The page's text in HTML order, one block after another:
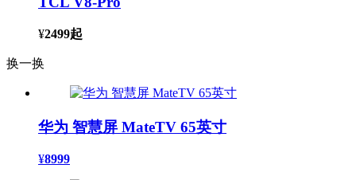
¥2499起
换一换
华为 智慧屏 MateTV 65英寸
¥8999